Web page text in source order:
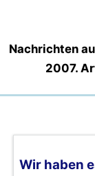
Nachrichten
2007.
Wir haben